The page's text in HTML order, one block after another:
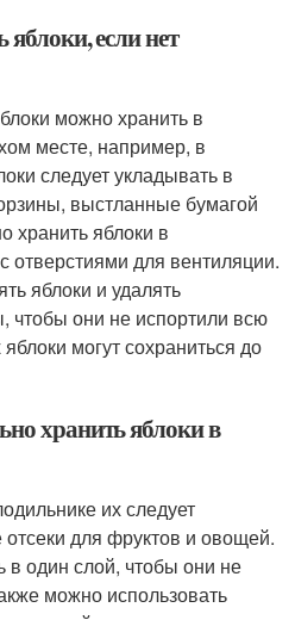
если нет
можно хранить в
месте, например, в
следует укладывать в
выстланные бумагой
хранить яблоки в
отверстиями для вентиляции.
яблоки и удалять
чтобы они не испортили всю
могут сохраниться до
хранить яблоки в
их следует
для фруктов и овощей.
в один слой, чтобы они не
можно использовать